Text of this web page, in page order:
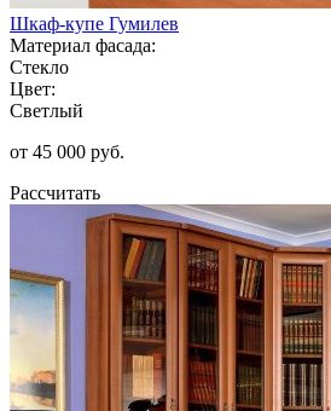
Шкаф-купе Гумилев
Материал фасада:
Стекло
Цвет:
Светлый
от 45 000 руб.
Рассчитать